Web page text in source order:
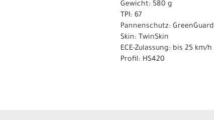
Gewicht: 580 g
TPI: 67
Pannenschutz: GreenGuard
Skin: TwinSkin
ECE-Zulassung: bis 25 km/h
Profil: HS420